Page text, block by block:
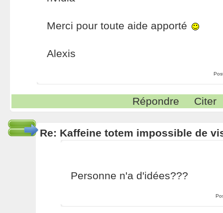
Merci pour toute aide apporté
Alexis
Répondre Citer
Re: Kaffeine totem impossible de
Personne n'a d'idées???